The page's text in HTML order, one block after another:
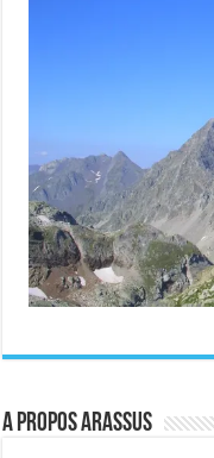
A propos ARASSUS